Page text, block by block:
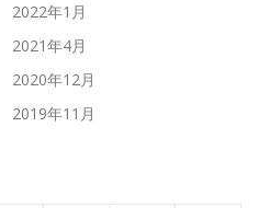
2022年1月
2021年4月
2020年12月
2019年11月